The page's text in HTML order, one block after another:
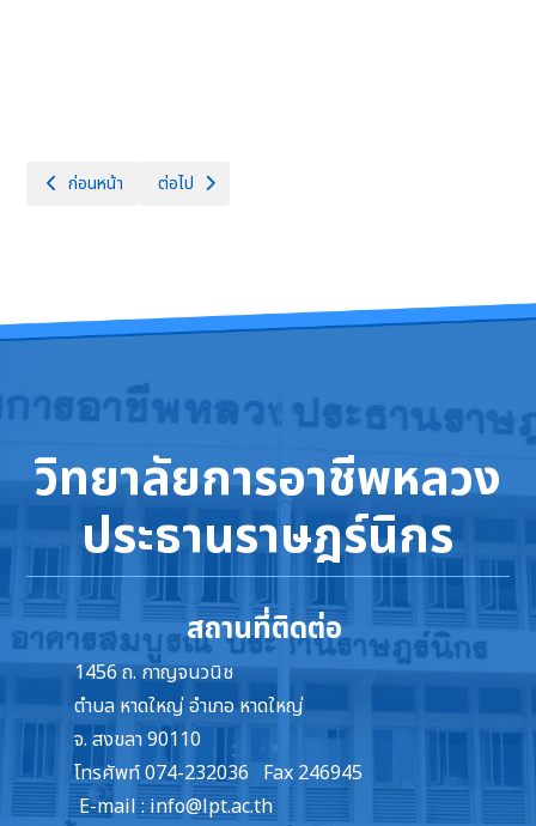
เนื้อหาก่อนหน้า: เฉลิมพระเกียรติสมเด็จพระนางเจ้าฯ พระบรมราชินี เนื่องใ
ก่อนหน้า เนื้อหาถัดไป: กิจกรรมรณรงค์เนื่องใน "วันงดสูบบุหรี่โลก"
ต่อไป
วิทยาลัยการอาชีพหลวง
ประธานราษฎร์นิกร
สถานที่ติดต่อ
1456 ถ. กาญจนวนิช
ตำบล หาดใหญ่ อำเภอ หาดใหญ่
จ. สงขลา 90110
โทรศัพท์ 074-232036 Fax 246945
E-mail : info@lpt.ac.th